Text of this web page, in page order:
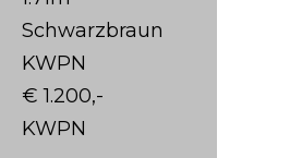
Schwarzbraun
KWPN
€ 1.200,-
KWPN